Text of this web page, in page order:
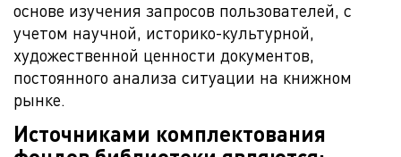
основе изучения запросов пользователей, с
учетом научной, историко-культурной,
художественной ценности документов,
постоянного анализа ситуации на книжном
рынке.
Источниками комплектования